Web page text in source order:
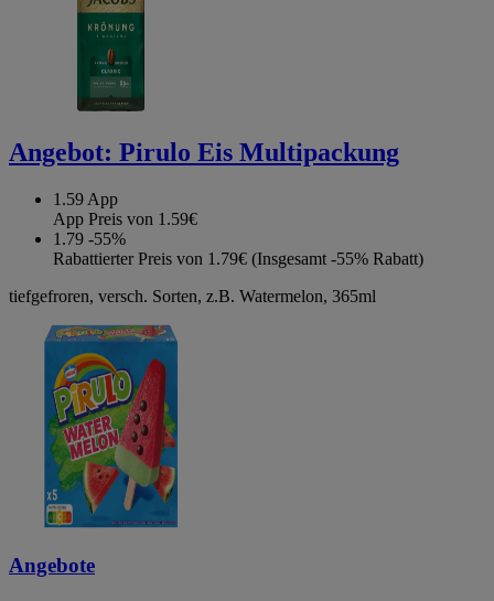
Angebot: Pirulo Eis Multipackung
1.59 App
App Preis von 1.59€
1.79 -55%
Rabattierter Preis von 1.79€ (Insgesamt -55% Rabatt)
tiefgefroren, versch. Sorten, z.B. Watermelon, 365ml
Angebote